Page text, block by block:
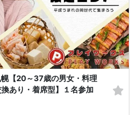
受付いたします。店内に入り店員に「街コン
、出ないようにご準備お願いします。
お持ちください。イベントの対象年齢でない
徴収し返金はいたしかねます。
なす可能性があります。
キャンセル、途中キャンセルは出来ません。
の返金額は、チケット代金となり、交通費、宿
ん。
べての事項に同意したと判断いたします。
【20～37歳の男女・料理
あり・着席型】１名参加